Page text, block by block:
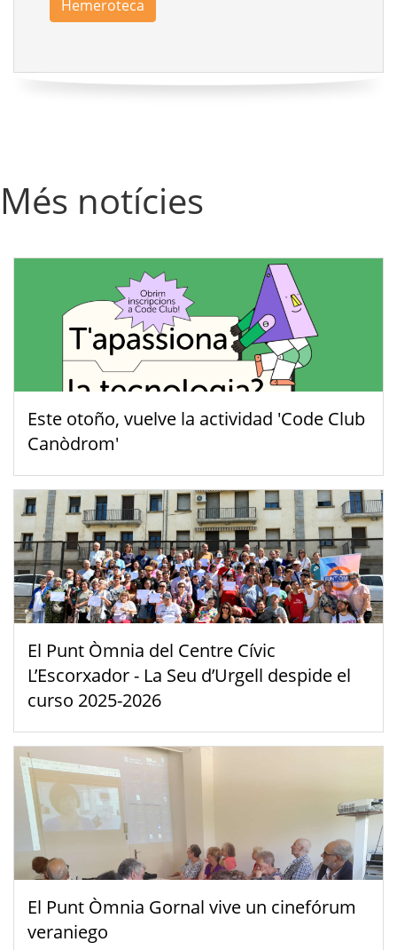
Hemeroteca
Més notícies
Este otoño, vuelve la actividad 'Code Club
Canòdrom'
El Punt Òmnia del Centre Cívic
L’Escorxador - La Seu d’Urgell despide el
curso 2025-2026
El Punt Òmnia Gornal vive un cinefórum
veraniego